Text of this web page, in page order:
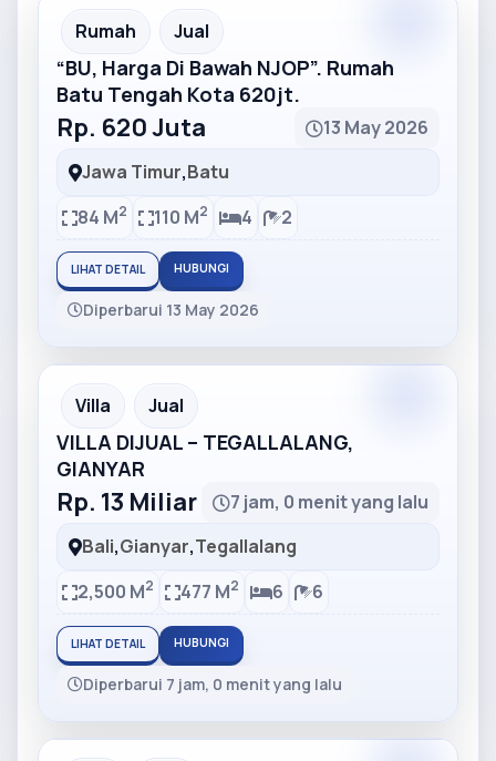
Partner Ad
Rumah Jual
“BU, Harga Di Bawah NJOP”. Rumah
Batu Tengah Kota 620jt.
Rp. 620 Juta
13 May 2026
Jawa Timur,Batu
84 M2 110 M2 4 2
LIHAT DETAIL HUBUNGI
Diperbarui 13 May 2026
Partner Ad
Villa Jual
VILLA DIJUAL – TEGALLALANG,
GIANYAR
Rp. 13 Miliar
7 jam, 0 menit yang lalu
Bali,Gianyar,Tegallalang
2,500 M2 477 M2 6 6
LIHAT DETAIL HUBUNGI
Diperbarui 7 jam, 0 menit yang lalu